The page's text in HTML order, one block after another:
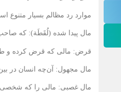
موارد رد مظالم بسیار متنوع
مال پیدا شده (لُقَطَة): که
قرض: مالی که قرض کرده و
مال مجهول: آن‌چه انسان در
مال غصبی: مالی را که شخصی